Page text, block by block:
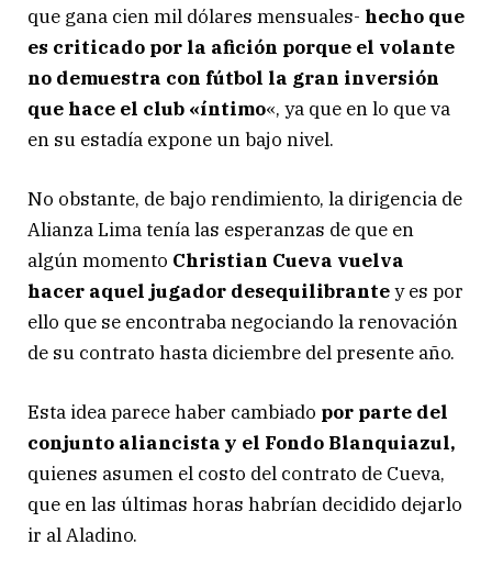
que gana cien mil dólares mensuales- hecho que
es criticado por la afición porque el volante
no demuestra con fútbol la gran inversión
que hace el club «íntimo«, ya que en lo que va
en su estadía expone un bajo nivel.
No obstante, de bajo rendimiento, la dirigencia de
Alianza Lima tenía las esperanzas de que en
algún momento Christian Cueva vuelva
hacer aquel jugador desequilibrantey es por
ello que se encontraba negociando la renovación
de su contrato hasta diciembre del presente año.
Esta idea parece haber cambiado por parte del
conjunto aliancista y el Fondo Blanquiazul,
quienes asumen el costo del contrato de Cueva,
que en las últimas horas habrían decidido dejarlo
ir al Aladino.